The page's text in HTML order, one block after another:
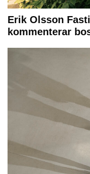
Erik Olsson
kommenterar